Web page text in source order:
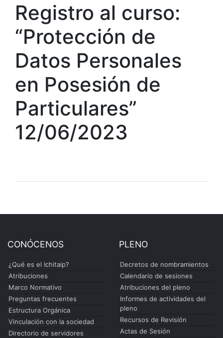
Registro al curso:
“Protección de
Datos Personales
en Posesión de
Particulares”
12/06/2023
CONÓCENOS
¿Qué es el Ichitaip?
Atribuciones
Marco Normativo
Preguntas frecuentes
Estructura Orgánica
Vinculación con la sociedad
Directorio de servidores
PLENO
Decretos de nombramientos
Calendario de sesiones
Atribuciones del pleno
Informes de actividades del
pleno
Recursos de Revisión
Actas de Sesión